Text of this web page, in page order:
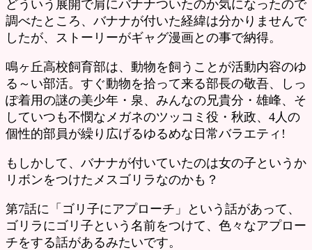
どういう展開で肩にバナナついたのか気になったので
調べたところ、バナナが付いた経緯は分かりませんで
したが、ストーリーがギャグ漫画との事で納得。
鳴ヶ丘高校飼育部は、動物を飼うことが活動内容のゆ
る～い部活。すぐ動物を拾って来る部長の敬吾、しっ
ぽ着用の謎の美少年・泉、みんなの兄貴分・雄峰、そ
していつも不憫なメガネのツッコミ役・秋政、4人の
個性的部員が繰り広げるゆるめな日常バラエティ!
もしかして、バナナが付いていたのは女の子というか
リボンをつけたメスゴリラなのかも？
第7話に「ゴリ子にアプローチ」という話があって、
ゴリラにゴリ子という名前をつけて、色々なアプロー
チをする話があるみたいです。